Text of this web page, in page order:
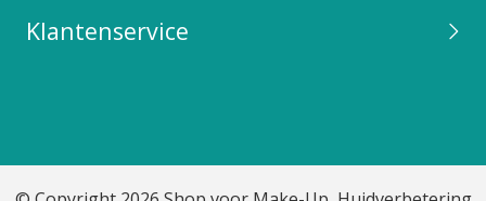
Klantenservice